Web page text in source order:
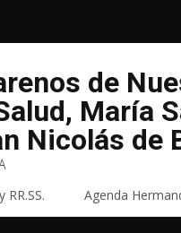
de
María
Nicolás de
Agenda